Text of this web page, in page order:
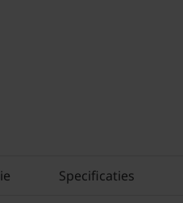
Specificaties